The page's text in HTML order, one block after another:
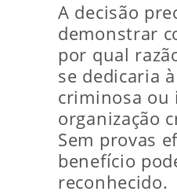
A decisão
demonstrar
por qual
se dedicaria
criminosa ou
organização
Sem provas
benefício
reconhecido.